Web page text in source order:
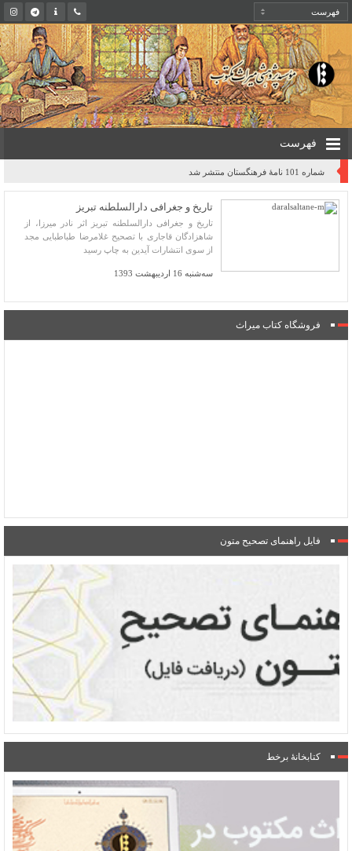
فهرست
شماره 101 نامۀ فرهنگستان منتشر شد
تاریخ و جغرافی دارالسلطنه تبریز
تاریخ و جغرافی دارالسلطنه تبریز اثر نادر میرزا، از
شاهزادگان قاجاری با تصحیح غلامرضا طباطبایی ‌مجد
از سوی انتشارات آیدین به چاپ رسید
سه‌شنبه 16 اردیبهشت 1393
فروشگاه کتاب میراث
فایل راهنمای تصحیح متون
کتابخانۀ برخط